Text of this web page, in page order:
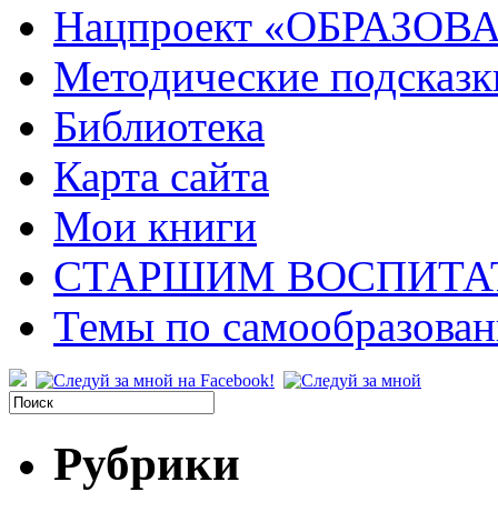
Нацпроект
Методические
Библиотека
Карта сайта
Мои книги
СТАРШИМ
Темы по
Рубрики